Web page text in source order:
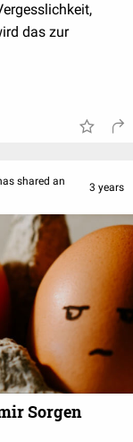
das zur
shared an
3 years
Sorgen